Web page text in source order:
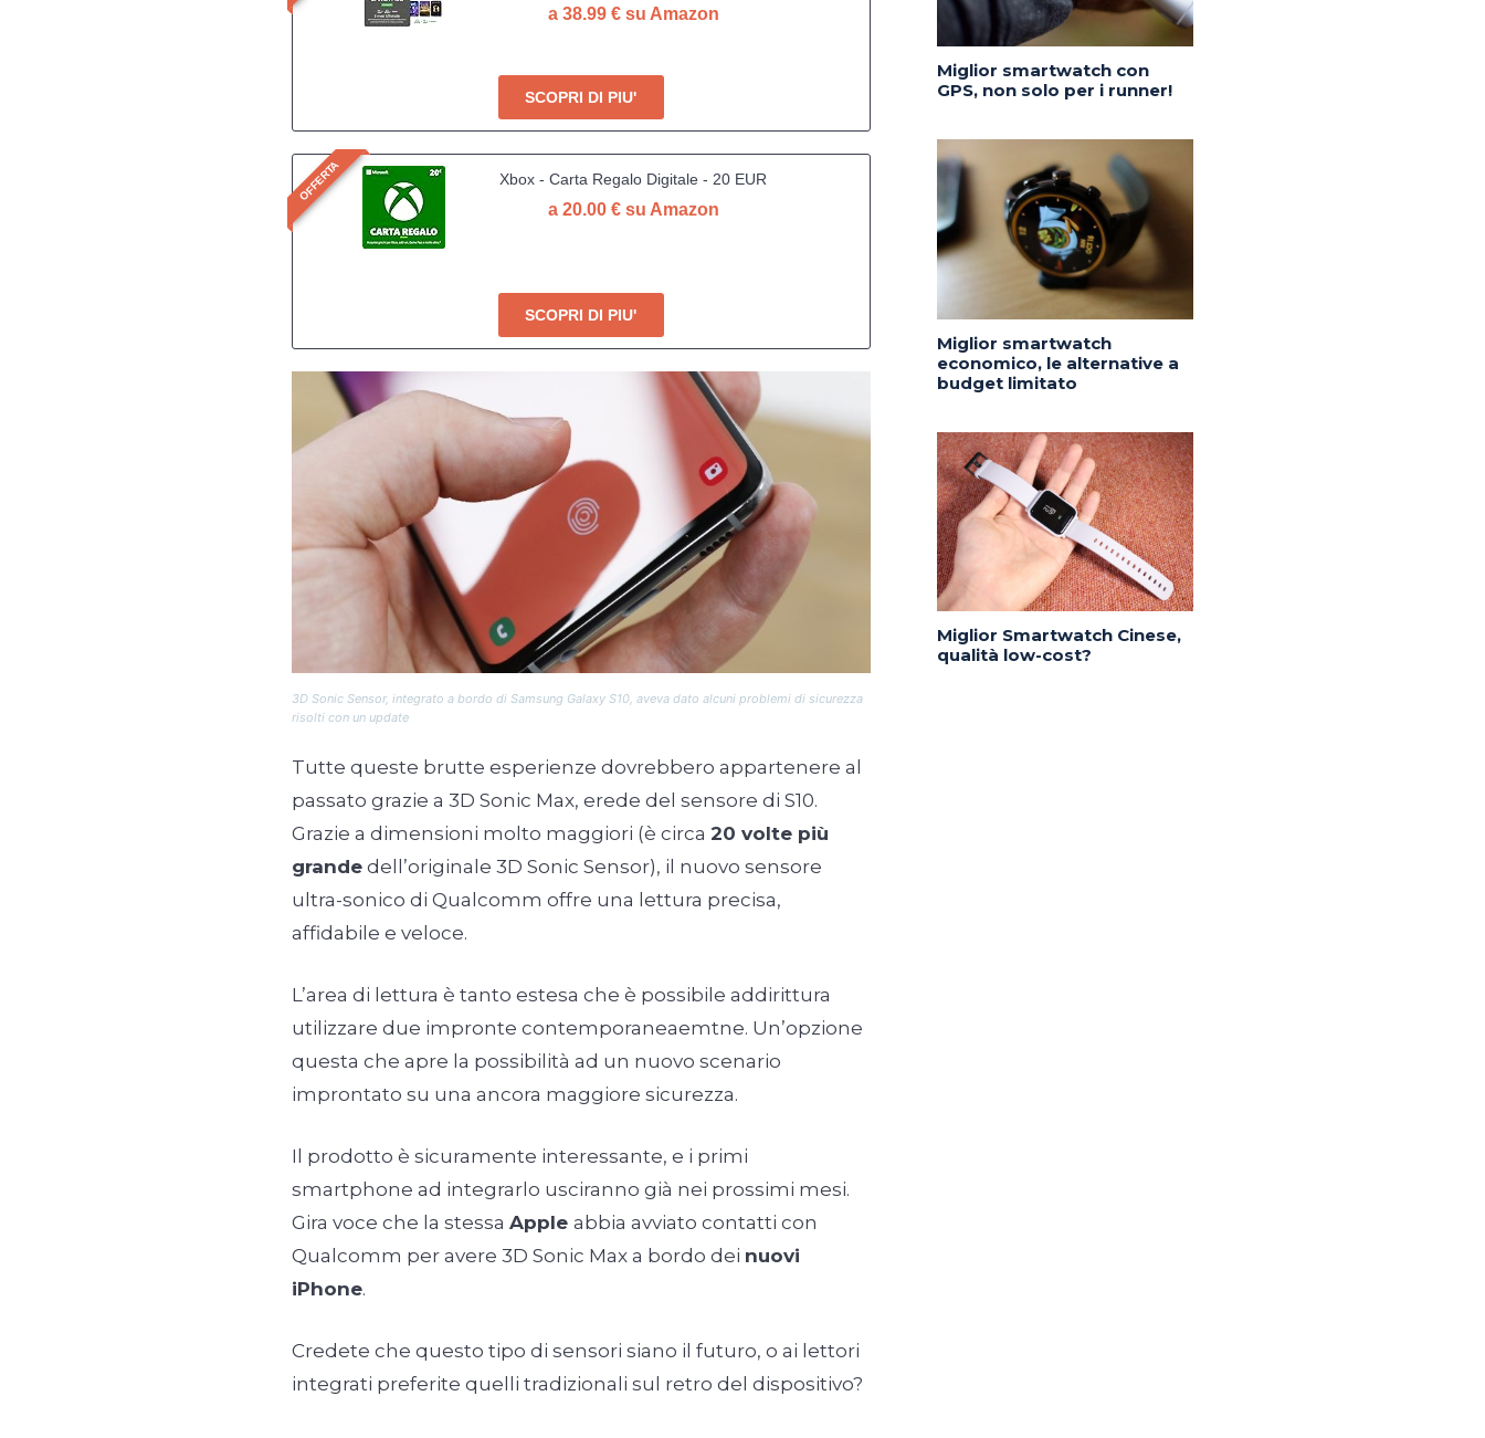
l'abbonamento | Standard | Xbox & Windows
a 38.99 € su Amazon
SCOPRI DI PIU'
OFFERTA Xbox - Carta Regalo Digitale - 20 EUR
a 20.00 € su Amazon
SCOPRI DI PIU'
3D Sonic Sensor, integrato a bordo di Samsung Galaxy S10, aveva dato alcuni problemi di sicurezza
risolti con un update
Tutte queste brutte esperienze dovrebbero appartenere al
passato grazie a 3D Sonic Max, erede del sensore di S10.
Grazie a dimensioni molto maggiori (è circa 20 volte più
grande dell’originale 3D Sonic Sensor), il nuovo sensore
ultra-sonico di Qualcomm offre una lettura precisa,
affidabile e veloce.
L’area di lettura è tanto estesa che è possibile addirittura
utilizzare due impronte contemporaneaemtne. Un’opzione
questa che apre la possibilità ad un nuovo scenario
improntato su una ancora maggiore sicurezza.
Il prodotto è sicuramente interessante, e i primi
smartphone ad integrarlo usciranno già nei prossimi mesi.
Gira voce che la stessa Apple abbia avviato contatti con
Qualcomm per avere 3D Sonic Max a bordo dei nuovi
iPhone.
Credete che questo tipo di sensori siano il futuro, o ai lettori
integrati preferite quelli tradizionali sul retro del dispositivo?
Miglior smartwatch con
GPS, non solo per i runner!
Miglior smartwatch
economico, le alternative a
budget limitato
Miglior Smartwatch Cinese,
qualità low-cost?